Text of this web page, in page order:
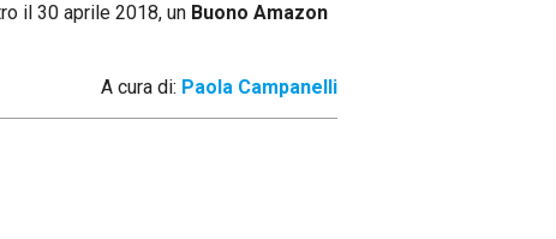
il 30 aprile 2018, un Buono Amazon
A cura di: Paola Campanelli